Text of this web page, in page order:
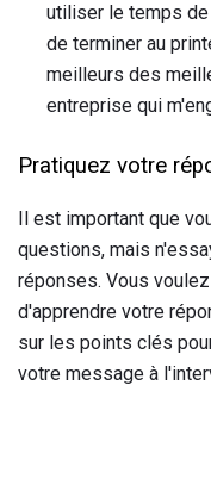
utiliser le temps de
de terminer au
meilleurs des
entreprise qui
Pratiquez votre
Il est important que
questions, mais
réponses. Vous
d'apprendre votre
sur les points clés
votre message à